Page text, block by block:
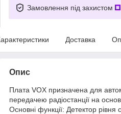
Замовлення під захистом
Доставка
Опис
Плата VOX призначена для
передачею радіостанції на
Основні функції: Детектор рівня